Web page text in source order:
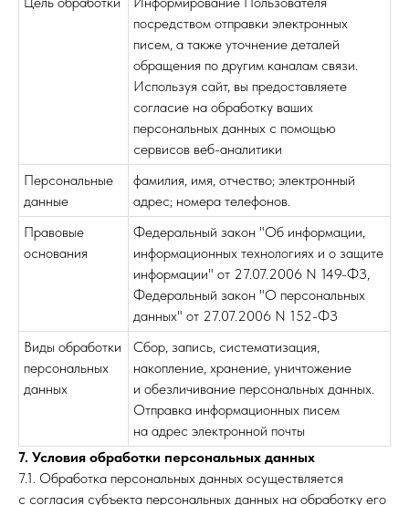
посредством отправки электронных
писем, а также уточнение деталей
обращения по другим каналам связи.
Используя сайт, вы предоставляете
согласие на обработку ваших
персональных данных с помощью
сервисов веб-аналитики
Персональные
данные
фамилия, имя, отчество; электронный
адрес; номера телефонов.
Правовые
основания
Федеральный закон "Об информации,
информационных технологиях и о защите
информации" от 27.07.2006 N 149-ФЗ,
Федеральный закон "О персональных
данных" от 27.07.2006 N 152-ФЗ
Виды обработки
персональных
данных
Сбор, запись, систематизация,
накопление, хранение, уничтожение
и обезличивание персональных данных.
Отправка информационных писем
на адрес электронной почты
7. Условия обработки персональных данных
7.1. Обработка персональных данных осуществляется
с согласия субъекта персональных данных на обработку его